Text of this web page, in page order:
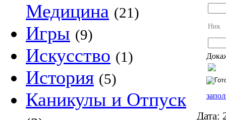
Медицина (21)
Игры (9)
Искусство (1)
История (5)
Каникулы и Отпуск
Ник
Дата: